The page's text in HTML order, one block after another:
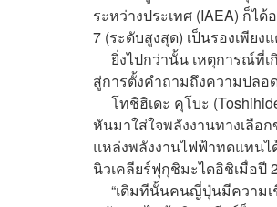
ระหว่างประเทศ (IAEA) ก็ไ
7 (ระดับสูงสุด) เป็นรองเพีย
ยิ่งไปกว่านั้น เหตุการณ์ที่เ
สู่การตั้งคำถามถึงความปล
โทชิฮิเดะ คุโบะ
หันมาใส่ใจพลังงานทางเลือ
แหล่งพลังงานไฟฟ้าทดแทนไ
นิวเคลียร์ฟุกุชิมะไดอิชิเมื่อปี
“เดิมทีนั้นคนญี่ปุ่นมีความเ